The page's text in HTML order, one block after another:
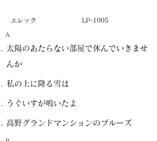
エレック LP-1005
A
太陽のあたらない部屋で休んでいきませ
んか
私の上に降る雪は
うぐいすが鳴いたよ
高野グランドマンションのブルーズ